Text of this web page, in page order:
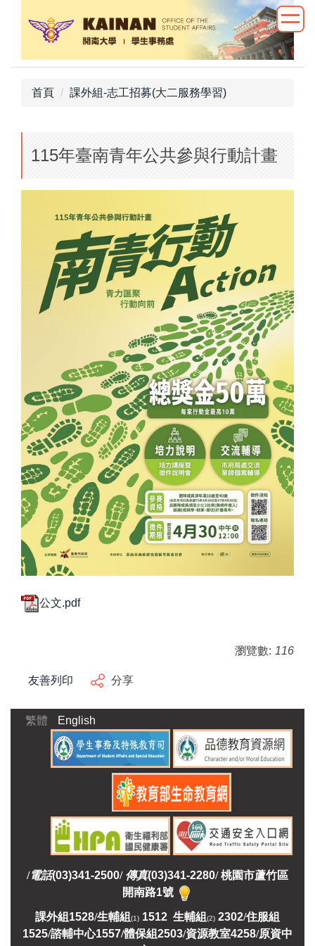
首頁 課外組-志工招募(大二服務學習)
115年臺南青年公共參與行動計畫
公文.pdf
瀏覽數: 116
友善列印 分享
繁體 English
/電話(03)341-2500/ 傳真(03)341-2280/ 桃園市蘆竹區
開南路1號
課外組 1528/生輔組 (1) 1512 生輔組 (2) 2302/住服組
1525/諮輔中心1557/體保組2503/資源教室4258/原資中